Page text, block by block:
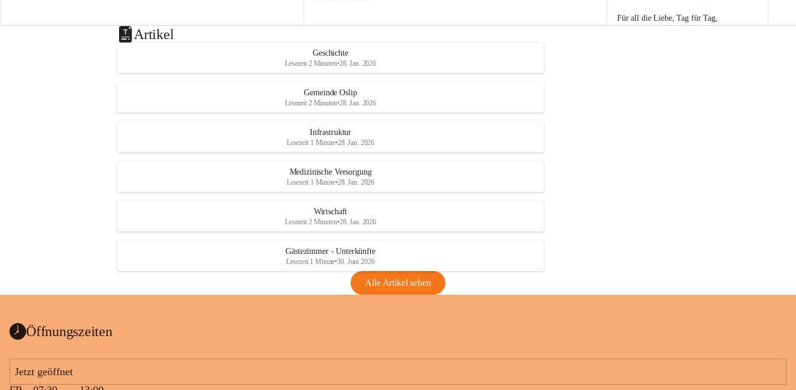
Für all die Liebe, Tag für Tag,
Artikel
Geschichte
Lesezeit 2 Minuten•28. Jan. 2026
Gemeinde Oslip
Lesezeit 2 Minuten•28. Jan. 2026
Infrastruktur
Lesezeit 1 Minute•28. Jan. 2026
Medizinische Versorgung
Lesezeit 1 Minute•28. Jan. 2026
Wirtschaft
Lesezeit 2 Minuten•28. Jan. 2026
Gästezimmer - Unterkünfte
Lesezeit 1 Minute•30. Juni 2026
Alle Artikel sehen
Öffnungszeiten
Jetzt geöffnet